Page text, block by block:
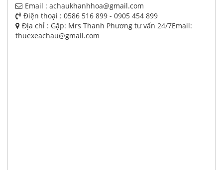
Email : achaukhanhhoa@gmail.com
Điện thoại : 0586 516 899 - 0905 454 899
Địa chỉ : Gặp: Mrs Thanh Phương tư vấn 24/7Email:
thuexeachau@gmail.com